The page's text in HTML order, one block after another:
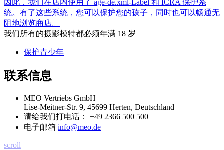
因此，我们在店内使用了 age-de.xml-Label 和 ICRA 保护系
统。有了这些系统，您可以保护您的孩子，同时也可以畅通无
阻地浏览商店。
我们所有的摄影模特都必须年满 18 岁
保护青少年
联系信息
MEO Vertriebs GmbH
Lise-Meitner-Str. 9, 45699 Herten, Deutschland
请给我们打电话： +49 2366 500 500
电子邮箱 info@meo.de
scroll